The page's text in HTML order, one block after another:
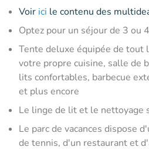
Voir ici le contenu des
Optez pour un séjour de 3 ou
Tente deluxe équipée de tout
votre propre cuisine, salle de
lits confortables, barbecue
et plus encore
Le linge de lit et le nettoyage
Le parc de vacances dispose
de tennis, d'un restaurant et